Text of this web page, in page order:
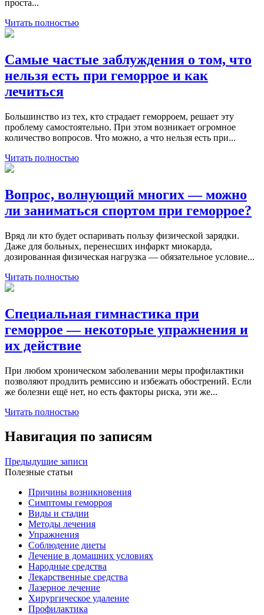
проста...
Читать полностью
Самые частые заблуждения о том, что
нельзя есть при геморрое и как
лечиться
Большинство из тех, кто страдает геморроем, решает эту
проблему самостоятельно. При этом возникает огромное
количество вопросов. Что можно, а что нельзя есть при...
Читать полностью
Вопрос, волнующий многих — можно
ли заниматься спортом при геморрое?
Вряд ли кто будет оспаривать пользу физической зарядки.
Даже для больных, перенесших инфаркт миокарда,
дозированная физическая нагрузка — обязательное условие...
Читать полностью
Специальная гимнастика при
геморрое — некоторые упражнения и
их действие
При любом хроническом заболевании меры профилактики
позволяют продлить ремиссию и избежать обострений. Если
же болезни ещё нет, но есть факторы риска, эти же...
Читать полностью
Навигация по записям
Предыдущие записи
Полезные статьи
Причины возникновения
Симптомы геморроя
Виды и стадии
Методы лечения
Упражнения
Соблюдение диеты
Лечение в домашних условиях
Народные средства
Лекарственные средства
Лазерное лечение
Хирургическое удаление
Профилактика